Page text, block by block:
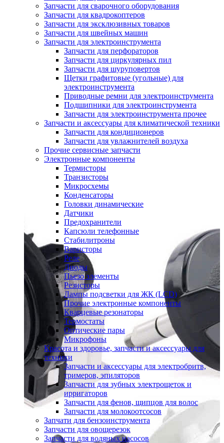
Запчасти для сварочного оборудования
Запчасти для квадрокоптеров
Запчасти для эксклюзивных товаров
Запчасти для швейных машин
Запчасти для электроинструмента
Запчасти для перфораторов
Запчасти для циркулярных пил
Запчасти для шуруповертов
Щетки графитовые (угольные) для
электроинструмента
Приводные ремни для электроинструмента
Подшипники для электроинструмента
Запчасти для электроинструмента прочее
Запчасти и аксессуары для климатической техники
Запчасти для кондиционеров
Запчасти для увлажнителей воздуха
Прочие сервисные запчасти
Электронные компоненты
Термисторы
Транзисторы
Микросхемы
Конденсаторы
Головки динамические
Датчики
Предохранители
Капсюли телефонные
Стабилитроны
Варисторы
Реле
Диоды
Пьезо элементы
Резисторы
Лампы подсветки для ЖК (LCD)
Прочие электронные компоненты
Кварцевые резонаторы
Термостаты
Оптические пары
Микрофоны
Красота и здоровье, запчасти и аксессуары для
техники
Запчасти и аксессуары для электробритв,
тримеров, эпиляторов
Запчасти для зубных электрощеток и
ирригаторов
Запчасти для фенов, щипцов для волос
Запчасти для молокоотсосов
Запчати для бензоинструмента
Запчасти для овощерезок
Запчасти для водяных насосов